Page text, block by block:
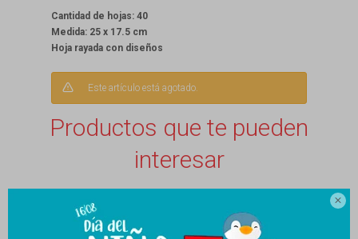

Cantidad de hojas: 40
Medida: 25 x 17.5 cm
Hoja rayada con diseños
Este artículo está agotado.
Productos que te pueden
interesar